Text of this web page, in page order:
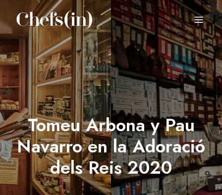
CHEFS(IN)
Local Gastronomy Adventures
Tomeu Arbona y Pau
Navarro en la Adoració
dels Reis 2020